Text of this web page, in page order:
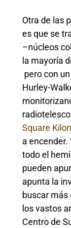
Otra de las
es que se
–núcleos
la mayoría
pero con
Hurley-
Square
a encender.
todo el
pueden
apunta la
buscar más
los vastos
Centro de